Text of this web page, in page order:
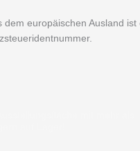
europäischen Ausland